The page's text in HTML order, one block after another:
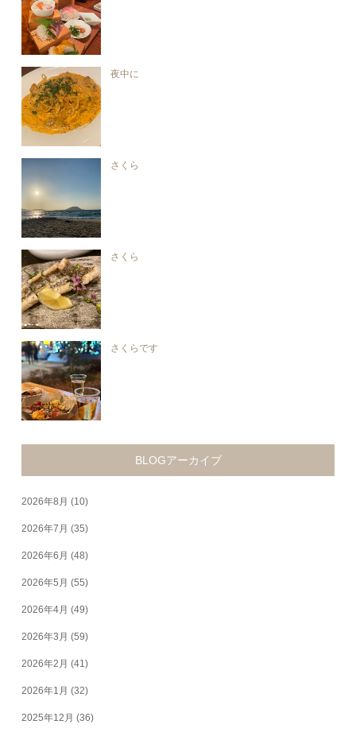
夜中に
さくら
さくら
さくらです
BLOGアーカイブ
2026年8月 (10)
2026年7月 (35)
2026年6月 (48)
2026年5月 (55)
2026年4月 (49)
2026年3月 (59)
2026年2月 (41)
2026年1月 (32)
2025年12月 (36)